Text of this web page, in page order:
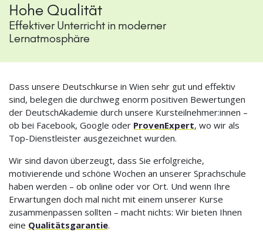
Hohe Qualität
Effektiver Unterricht in moderner
Lernatmosphäre
Dass unsere Deutschkurse in Wien sehr gut und effektiv
sind, belegen die durchweg enorm positiven Bewertungen
der DeutschAkademie durch unsere Kursteilnehmer:innen –
ob bei Facebook, Google oder ProvenExpert, wo wir als
Top-Dienstleister ausgezeichnet wurden.
Wir sind davon überzeugt, dass Sie erfolgreiche,
motivierende und schöne Wochen an unserer Sprachschule
haben werden – ob online oder vor Ort. Und wenn Ihre
Erwartungen doch mal nicht mit einem unserer Kurse
zusammenpassen sollten – macht nichts: Wir bieten Ihnen
eine Qualitätsgarantie.